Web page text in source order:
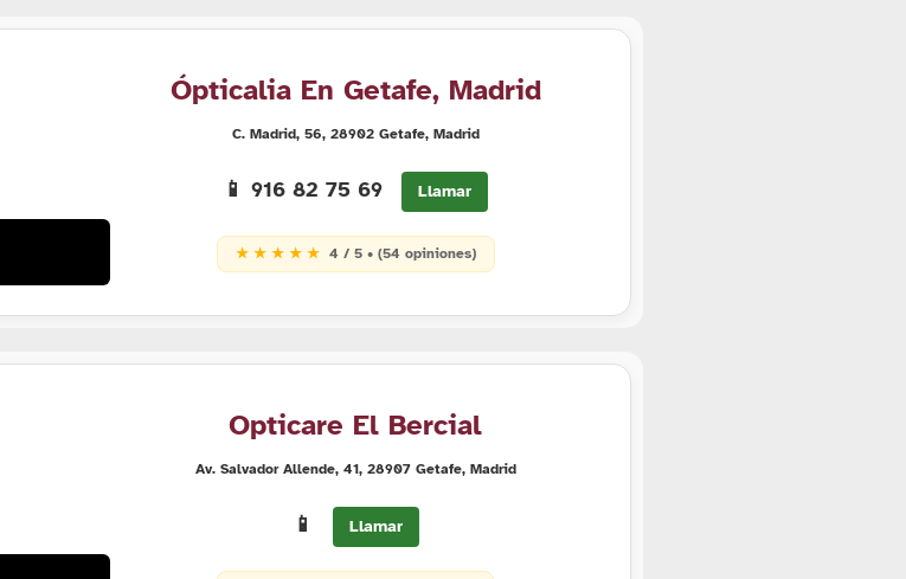
Ópticalia En Getafe, Madrid
C. Madrid, 56, 28902 Getafe, Madrid
📱 916 82 75 69 Llamar
★ ★ ★ ★ ★ 4 / 5 • (54 opiniones)
Opticare El Bercial
Av. Salvador Allende, 41, 28907 Getafe, Madrid
📱 Llamar